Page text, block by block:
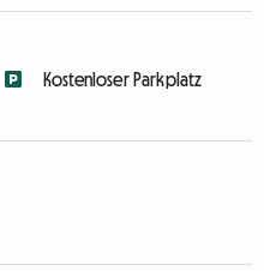
Kostenloser Parkplatz